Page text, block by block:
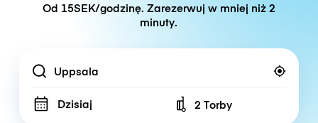
Od 15SEK/godzinę. Zarezerwuj w mniej niż 2
minuty.
Location
Dzisiaj Number of bags
2 Torby